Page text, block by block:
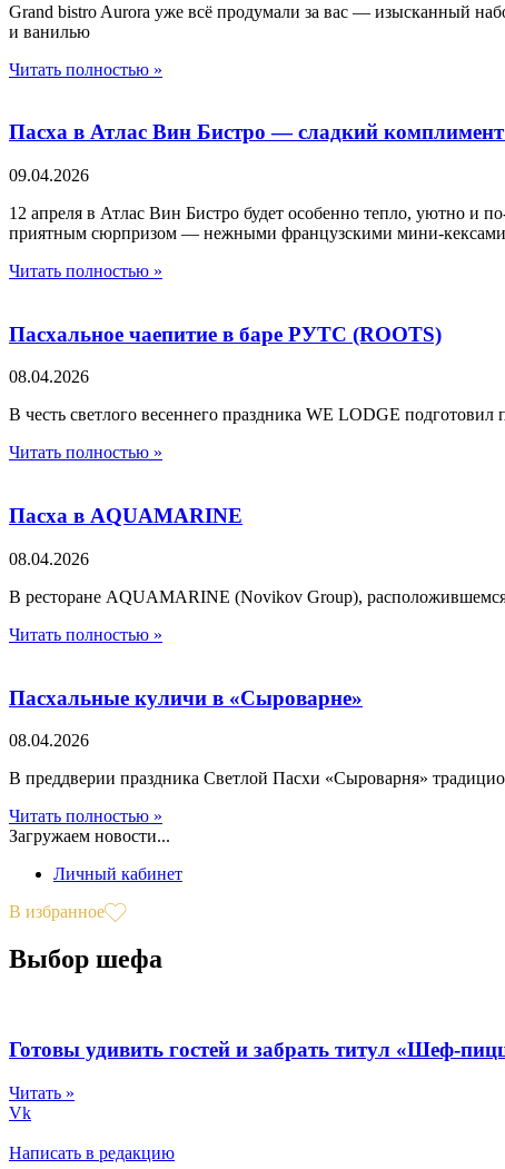
Grand bistro Aurora уже всё продумали за вас — изысканный
и ванилью
Читать полностью »
Пасха в Атлас Вин Бистро — сладкий комплимент
09.04.2026
12 апреля в Атлас Вин Бистро будет особенно тепло, уютно и
приятным сюрпризом — нежными французскими мини-
Читать полностью »
Пасхальное чаепитие в баре РУТС (ROOTS)
08.04.2026
В честь светлого весеннего праздника WE LODGE
Читать полностью »
Пасха в AQUAMARINE
08.04.2026
В ресторане AQUAMARINE (Novikov Group),
Читать полностью »
Пасхальные куличи в «Сыроварне»
08.04.2026
В преддверии праздника Светлой Пасхи «Сыроварня»
Читать полностью »
Загружаем новости...
Личный кабинет
В избранное
Выбор шефа
Готовы удивить гостей и забрать титул «Шеф-
Читать »
Vk
Написать в редакцию